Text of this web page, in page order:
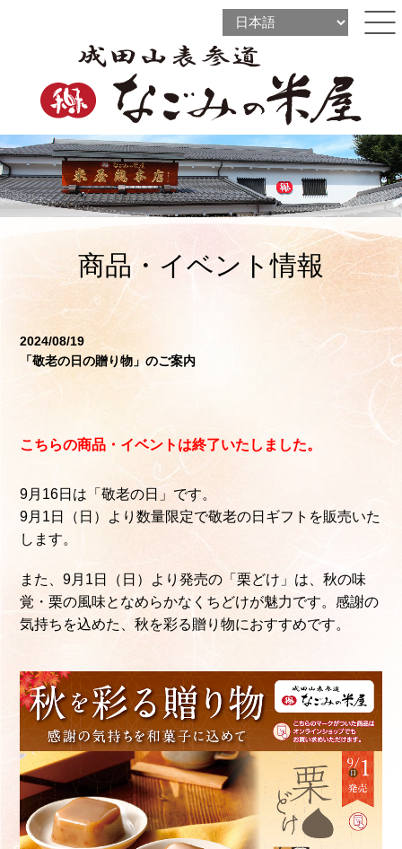
ine
商品・イベント情報
2024/08/19
「敬老の日の贈り物」のご案内
こちらの商品・イベントは終了いたしました。
9月16日は「敬老の日」です。
9月1日（日）より数量限定で敬老の日ギフトを販売いた
します。
また、9月1日（日）より発売の「栗どけ」は、秋の味
覚・栗の風味となめらかなくちどけが魅力です。感謝の
気持ちを込めた、秋を彩る贈り物におすすめです。